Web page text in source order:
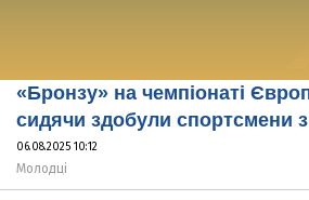
«Бронзу» на чемпіонаті
сидячи здобули спортсмени
06.08.2025 10:12
Молодці